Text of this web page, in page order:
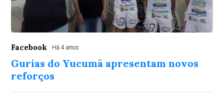
Facebook Há 4 anos
Gurias do Yucumã apresentam novos
reforços